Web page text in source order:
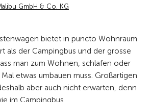
GmbH & Co. KG
bietet in puncto Wohnraum
als der Campingbus und der grosse
man zum Wohnen, schlafen oder
etwas umbauen muss. Großartigen
aber auch nicht erwarten, denn
im Campingbus.